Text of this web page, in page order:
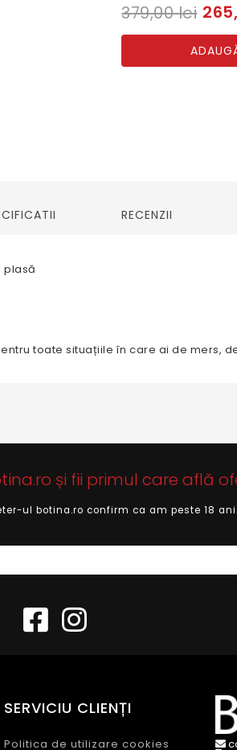
379,00 lei
RECENZII
plasă
toate situațiile în care ai de mers,
și fii primul care află
ul botina.ro confirm ca am peste 18 ani.
SERVICIU CLIENȚI
Politica de utilizare cookies